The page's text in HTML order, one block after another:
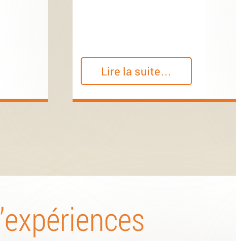
Lire la suite…